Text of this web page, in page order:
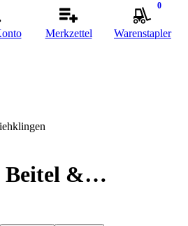
Merkzettel
0
Warenstapler
Beitel &